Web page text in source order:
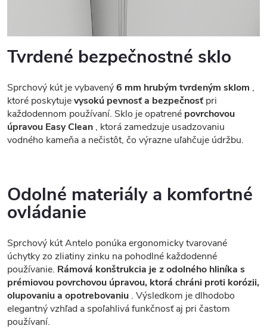
Tvrdené bezpečnostné sklo
Sprchový kút je vybavený6 mm hrubým tvrdeným sklom ,
ktoré poskytujevysokú pevnosť a bezpečnosť pri
každodennom používaní. Sklo je opatrené povrchovou
úpravou Easy Clean , ktorá zamedzuje usadzovaniu
vodného kameňa a nečistôt, čo výrazne uľahčuje údržbu.
Odolné materiály a komfortné
ovládanie
Sprchový kút Antelo ponúka ergonomicky tvarované
úchytky zo zliatiny zinku na pohodlné každodenné
používanie. Rámová konštrukcia je z odolného hliníka s
prémiovou povrchovou úpravou, ktorá chráni proti korózii,
olupovaniu a opotrebovaniu . Výsledkom je dlhodobo
elegantný vzhľad a spoľahlivá funkčnosť aj pri častom
používaní.